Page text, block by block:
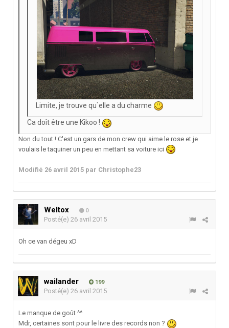
Limite, je trouve qu`elle a du charme
Ca doît être une Kikoo !
Non du tout ! C'est un gars de mon crew qui aime le rose et je
voulais le taquiner un peu en mettant sa voiture ici
Modifié 26 avril 2015 par Christophe23
Weltox 0
Posté(e) 26 avril 2015
Oh ce van dégeu xD
wailander 199
Posté(e) 26 avril 2015
Le manque de goût ^^
Mdr, certaines sont pour le livre des records non ?